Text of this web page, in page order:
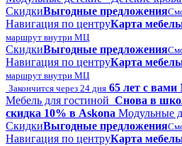
СкидкиВыгодные предложения
Навигация по центруКарта
маршрут внутри МЦ
СкидкиВыгодные предложения
Навигация по центруКарта
маршрут внутри МЦ
Закончится через 24 дня 65 лет с вами
Мебель для гостиной Снова в
скидка 10% в Askona Модульные
СкидкиВыгодные предложения
Навигация по центруКарта